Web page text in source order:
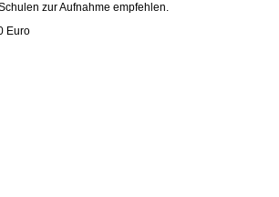
zur Aufnahme empfehlen.
Euro